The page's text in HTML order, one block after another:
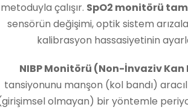
metoduyla çalışır. SpO2 monitörü
sensörün değişimi, optik sistem
kalibrasyon hassasiyetinin
NIBP Monitörü (Non-İnvaziv Kan
tansiyonunu manşon (kol bandı)
olmayan) bir yöntemle